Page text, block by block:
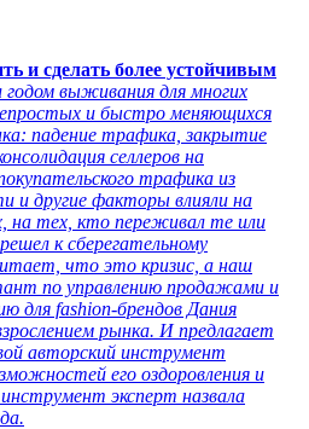
и сделать более устойчивым
годом выживания для многих
и быстро меняющихся
падение трафика, закрытие
селлеров на
трафика из
и другие факторы влияли на
на тех, кто переживал те или
к сберегательному
что это кризис, а наш
по управлению продажами и
для fashion-брендов Дания
рынка. И предлагает
авторский инструмент
его оздоровления и
эксперт назвала